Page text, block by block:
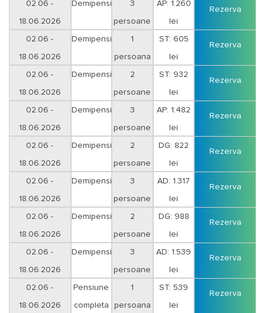
Duminica-Joi
02.06 -
18.06.2026
Duminica-Joi
Demipensiune 3
persoane
AP: 1.260
lei
Rezerva
02.06 -
18.06.2026
Vineri-Sambata
Demipensiune 1
persoana
ST: 605
lei
Rezerva
02.06 -
18.06.2026
Vineri-Sambata
Demipensiune 2
persoane
ST: 932
lei
Rezerva
02.06 -
18.06.2026
Vineri-Sambata
Demipensiune 3
persoane
AP: 1.482
lei
Rezerva
02.06 -
18.06.2026
Duminica-Joi
Demipensiune 2
persoane
DG: 822
lei
Rezerva
02.06 -
18.06.2026
Duminica-Joi
Demipensiune 3
persoane
AD: 1.317
lei
Rezerva
02.06 -
18.06.2026
Vineri-Sambata
Demipensiune 2
persoane
DG: 988
lei
Rezerva
02.06 -
18.06.2026
Vineri-Sambata
Demipensiune 3
persoane
AD: 1.539
lei
Rezerva
02.06 -
18.06.2026
Pensiune
completa
1
persoana
ST: 539
lei
Rezerva